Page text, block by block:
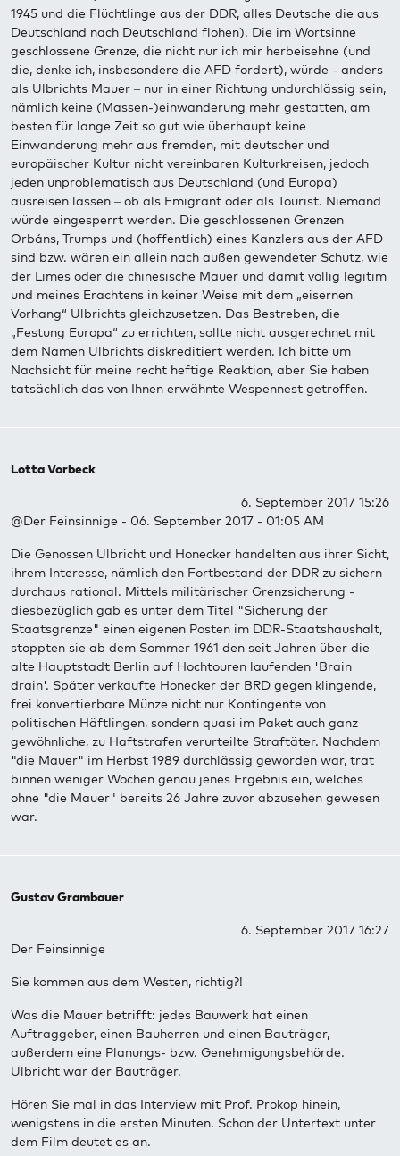
1945 und die Flüchtlinge aus der DDR, alles Deutsche die aus
Deutschland nach Deutschland flohen). Die im Wortsinne
geschlossene Grenze, die nicht nur ich mir herbeisehne (und
die, denke ich, insbesondere die AFD fordert), würde - anders
als Ulbrichts Mauer – nur in einer Richtung undurchlässig sein,
nämlich keine (Massen-)einwanderung mehr gestatten, am
besten für lange Zeit so gut wie überhaupt keine
Einwanderung mehr aus fremden, mit deutscher und
europäischer Kultur nicht vereinbaren Kulturkreisen, jedoch
jeden unproblematisch aus Deutschland (und Europa)
ausreisen lassen – ob als Emigrant oder als Tourist. Niemand
würde eingesperrt werden. Die geschlossenen Grenzen
Orbáns, Trumps und (hoffentlich) eines Kanzlers aus der AFD
sind bzw. wären ein allein nach außen gewendeter Schutz, wie
der Limes oder die chinesische Mauer und damit völlig legitim
und meines Erachtens in keiner Weise mit dem „eisernen
Vorhang“ Ulbrichts gleichzusetzen. Das Bestreben, die
„Festung Europa“ zu errichten, sollte nicht ausgerechnet mit
dem Namen Ulbrichts diskreditiert werden. Ich bitte um
Nachsicht für meine recht heftige Reaktion, aber Sie haben
tatsächlich das von Ihnen erwähnte Wespennest getroffen.
Lotta Vorbeck
6. September 2017 15:26
@Der Feinsinnige - 06. September 2017 - 01:05 AM
Die Genossen Ulbricht und Honecker handelten aus ihrer Sicht,
ihrem Interesse, nämlich den Fortbestand der DDR zu sichern
durchaus rational. Mittels militärischer Grenzsicherung -
diesbezüglich gab es unter dem Titel "Sicherung der
Staatsgrenze" einen eigenen Posten im DDR-Staatshaushalt,
stoppten sie ab dem Sommer 1961 den seit Jahren über die
alte Hauptstadt Berlin auf Hochtouren laufenden 'Brain
drain'. Später verkaufte Honecker der BRD gegen klingende,
frei konvertierbare Münze nicht nur Kontingente von
politischen Häftlingen, sondern quasi im Paket auch ganz
gewöhnliche, zu Haftstrafen verurteilte Straftäter. Nachdem
"die Mauer" im Herbst 1989 durchlässig geworden war, trat
binnen weniger Wochen genau jenes Ergebnis ein, welches
ohne "die Mauer" bereits 26 Jahre zuvor abzusehen gewesen
war.
Gustav Grambauer
6. September 2017 16:27
Der Feinsinnige
Sie kommen aus dem Westen, richtig?!
Was die Mauer betrifft: jedes Bauwerk hat einen
Auftraggeber, einen Bauherren und einen Bauträger,
außerdem eine Planungs- bzw. Genehmigungsbehörde.
Ulbricht war der Bauträger.
Hören Sie mal in das Interview mit Prof. Prokop hinein,
wenigstens in die ersten Minuten. Schon der Untertext unter
dem Film deutet es an.